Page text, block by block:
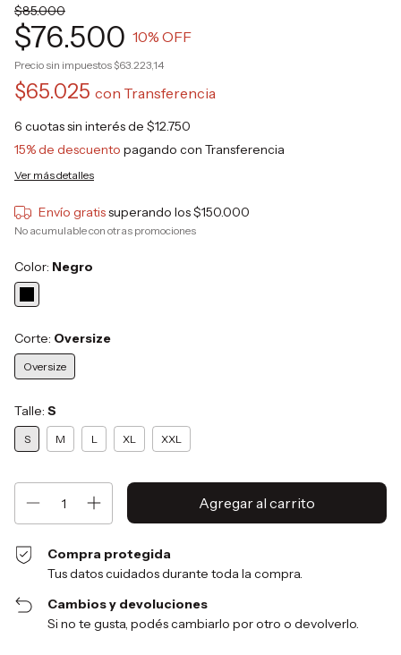
$85.000
$76.500 10% OFF
Precio sin impuestos$63.223,14
$65.025 con Transferencia
6 cuotas sin interés de $12.750
15% de descuento pagando con Transferencia
Ver más detalles
Envío gratissuperando los$150.000
No acumulable con otras promociones
Color: Negro
Corte: Oversize
Oversize
Talle: S
S M L XL XXL
Compra protegida
Tus datos cuidados durante toda la compra.
Cambios y devoluciones
Si no te gusta, podés cambiarlo por otro o devolverlo.